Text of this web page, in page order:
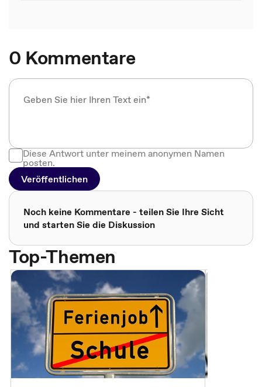
0 Kommentare
Diese Antwort unter meinem anonymen Namen
posten.
Veröffentlichen
Noch keine Kommentare - teilen Sie Ihre Sicht
und starten Sie die Diskussion
Top-Themen